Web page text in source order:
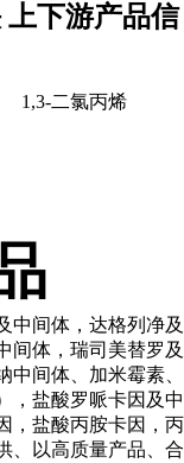
上下游产品信
1,3-二氯丙烯
中间体，达格列净及
间体，瑞司美替罗及
间体、加米霉素、
，盐酸罗哌卡因及中
，盐酸丙胺卡因，丙
、以高质量产品、合